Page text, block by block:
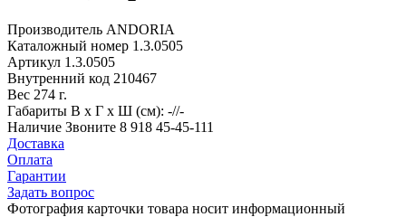
Производитель ANDORIA
Каталожный номер 1.3.0505
Артикул 1.3.0505
Внутренний код 210467
Вес 274 г.
Габариты В х Г х Ш (см): -//-
Наличие Звоните 8 918 45-45-111
Доставка
Оплата
Гарантии
Задать вопрос
Фотография карточки товара носит информационный